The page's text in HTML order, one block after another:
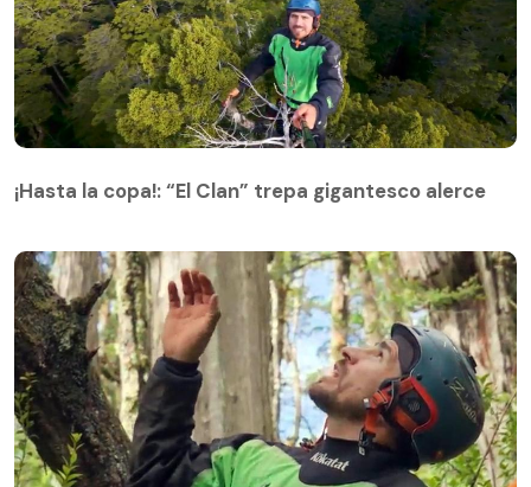
¡Hasta la copa!: “El Clan” trepa gigantesco alerce